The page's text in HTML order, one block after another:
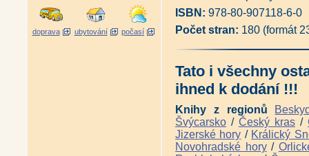
doprava ubytování počasí
Antikvariát - Za časů
Louky - Dobrodružství
Antikvariát - Přírodní klenoty
Pocta české krajinomalbě
Pěší vandr po lesích a lidech
Koruna Česka - Průvodce po
Naše hory (Martin Čihař) |
Antikvariát - Ze světa našich
Jedinečné krajiny České
Antikvariát - Česká krajina
Jan Šmíd - Photography (Jan
Hrady a zámky z výšky
ISBN: 978-80-907118-6-0
Počet stran: 180 (formát
Tato i všechny
ihned k dodání !!!
Knihy z regionů
Švýcarsko / Český kras /
Jizerské hory / Králický
Novohradské hory/